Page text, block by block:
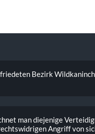
Bezirk
man diejenige
Angriff von